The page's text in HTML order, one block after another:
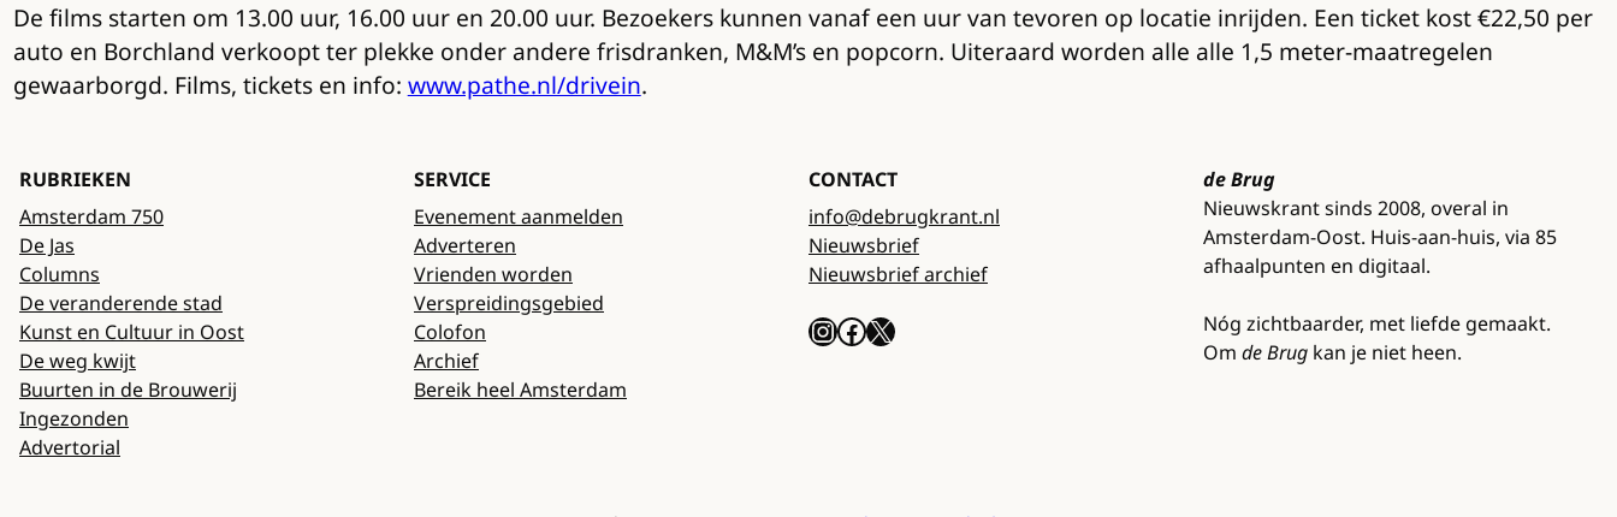
De films starten om 13.00 uur, 16.00 uur en 20.00 uur. Bezoekers kunnen vanaf een uur van tevoren op locatie inrijden. Een ticket kost €22,50 per
auto en Borchland verkoopt ter plekke onder andere frisdranken, M&M’s en popcorn. Uiteraard worden alle alle 1,5 meter-maatregelen
gewaarborgd. Films, tickets en info: www.pathe.nl/drivein.
RUBRIEKEN
Amsterdam 750
De Jas
Columns
De veranderende stad
Kunst en Cultuur in Oost
De weg kwijt
Buurten in de Brouwerij
Ingezonden
Advertorial
SERVICE
Evenement aanmelden
Adverteren
Vrienden worden
Verspreidingsgebied
Colofon
Archief
Bereik heel Amsterdam
CONTACT
info@debrugkrant.nl
Nieuwsbrief
Nieuwsbrief archief
InstagramFacebook X
de Brug
Nieuwskrant sinds 2008, overal in
Amsterdam-Oost. Huis-aan-huis, via 85
afhaalpunten en digitaal.
Nóg zichtbaarder, met liefde gemaakt.
Om de Brug kan je niet heen.